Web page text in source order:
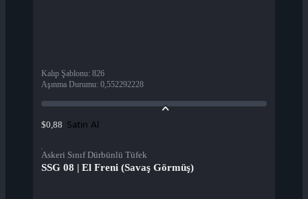
Kalıp Şablonu: 826
Aşınma Durumu: 0,552292228
$0,88 Satın Al
Askeri Sınıf Dürbünlü Tüfek
SSG 08 | El Freni (Savaş Görmüş)